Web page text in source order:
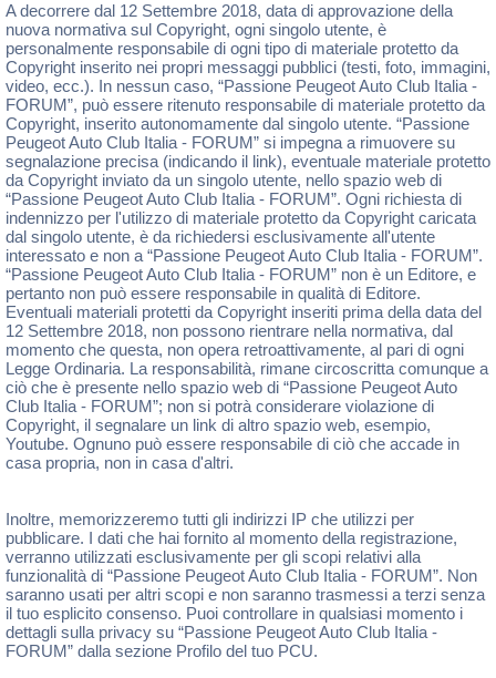
A decorrere dal 12 Settembre 2018, data di approvazione della
nuova normativa sul Copyright, ogni singolo utente, è
personalmente responsabile di ogni tipo di materiale protetto da
Copyright inserito nei propri messaggi pubblici (testi, foto, immagini,
video, ecc.). In nessun caso, “Passione Peugeot Auto Club Italia -
FORUM”, può essere ritenuto responsabile di materiale protetto da
Copyright, inserito autonomamente dal singolo utente. “Passione
Peugeot Auto Club Italia - FORUM” si impegna a rimuovere su
segnalazione precisa (indicando il link), eventuale materiale protetto
da Copyright inviato da un singolo utente, nello spazio web di
“Passione Peugeot Auto Club Italia - FORUM”. Ogni richiesta di
indennizzo per l'utilizzo di materiale protetto da Copyright caricata
dal singolo utente, è da richiedersi esclusivamente all'utente
interessato e non a “Passione Peugeot Auto Club Italia - FORUM”.
“Passione Peugeot Auto Club Italia - FORUM” non è un Editore, e
pertanto non può essere responsabile in qualità di Editore.
Eventuali materiali protetti da Copyright inseriti prima della data del
12 Settembre 2018, non possono rientrare nella normativa, dal
momento che questa, non opera retroattivamente, al pari di ogni
Legge Ordinaria. La responsabilità, rimane circoscritta comunque a
ciò che è presente nello spazio web di “Passione Peugeot Auto
Club Italia - FORUM”; non si potrà considerare violazione di
Copyright, il segnalare un link di altro spazio web, esempio,
Youtube. Ognuno può essere responsabile di ciò che accade in
casa propria, non in casa d'altri.
Inoltre, memorizzeremo tutti gli indirizzi IP che utilizzi per
pubblicare. I dati che hai fornito al momento della registrazione,
verranno utilizzati esclusivamente per gli scopi relativi alla
funzionalità di “Passione Peugeot Auto Club Italia - FORUM”. Non
saranno usati per altri scopi e non saranno trasmessi a terzi senza
il tuo esplicito consenso. Puoi controllare in qualsiasi momento i
dettagli sulla privacy su “Passione Peugeot Auto Club Italia -
FORUM” dalla sezione Profilo del tuo PCU.